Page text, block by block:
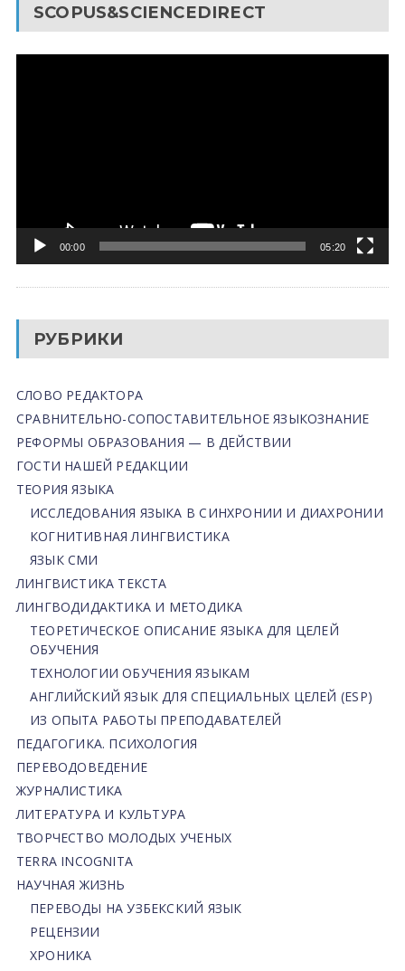
SCOPUS&SCIENCEDIRECT
00:00 05:20
РУБРИКИ
СЛОВО РЕДАКТОРА
СРАВНИТЕЛЬНО-СОПОСТАВИТЕЛЬНОЕ ЯЗЫКОЗНАНИЕ
РЕФОРМЫ ОБРАЗОВАНИЯ — В ДЕЙСТВИИ
ГОСТИ НАШЕЙ РЕДАКЦИИ
ТЕОРИЯ ЯЗЫКА
ИССЛЕДОВАНИЯ ЯЗЫКА В СИНХРОНИИ И ДИАХРОНИИ
КОГНИТИВНАЯ ЛИНГВИСТИКА
ЯЗЫК СМИ
ЛИНГВИСТИКА ТЕКСТА
ЛИНГВОДИДАКТИКА И МЕТОДИКА
ТЕОРЕТИЧЕСКОЕ ОПИСАНИЕ ЯЗЫКА ДЛЯ ЦЕЛЕЙ
ОБУЧЕНИЯ
ТЕХНОЛОГИИ ОБУЧЕНИЯ ЯЗЫКАМ
АНГЛИЙСКИЙ ЯЗЫК ДЛЯ СПЕЦИАЛЬНЫХ ЦЕЛЕЙ (ESP)
ИЗ ОПЫТА РАБОТЫ ПРЕПОДАВАТЕЛЕЙ
ПЕДАГОГИКА. ПСИХОЛОГИЯ
ПЕРЕВОДОВЕДЕНИЕ
ЖУРНАЛИСТИКА
ЛИТЕРАТУРА И КУЛЬТУРА
ТВОРЧЕСТВО МОЛОДЫХ УЧЕНЫХ
TERRA INCOGNITA
НАУЧНАЯ ЖИЗНЬ
ПЕРЕВОДЫ НА УЗБЕКСКИЙ ЯЗЫК
РЕЦЕНЗИИ
ХРОНИКА